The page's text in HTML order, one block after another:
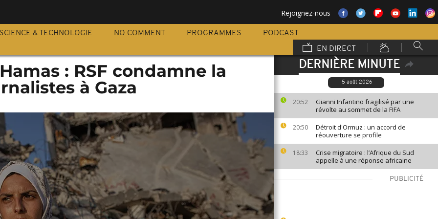
Rejoignez-nous
SCIENCE & TECHNOLOGIE NO COMMENT PROGRAMMES
PODCAST
EN DIRECT
DERNIÈRE MINUTE
5 août 2026
20:52
Gianni Infantino fragilisé par une
révolte au sommet de la FIFA
20:50
Détroit d'Ormuz : un accord de
réouverture se profile
18:33
Crise migratoire : l’Afrique du Sud
appelle à une réponse africaine
PUBLICITÉ
: RSF condamne la
à Gaza